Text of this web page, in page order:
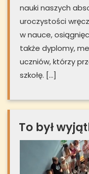
nauki naszych
uroczystości
w nauce,
także dyplomy,
uczniów, którzy
szkołę. […]
To był